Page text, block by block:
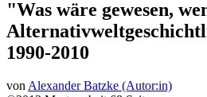
"Was wäre gewesen,
1990-2010
vonAlexander Batzke (Autor:in)